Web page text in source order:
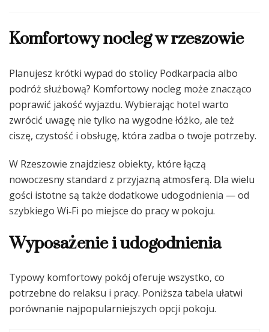
Komfortowy nocleg w rzeszowie
Planujesz krótki wypad do stolicy Podkarpacia albo
podróż służbową? Komfortowy nocleg może znacząco
poprawić jakość wyjazdu. Wybierając hotel warto
zwrócić uwagę nie tylko na wygodne łóżko, ale też
ciszę, czystość i obsługę, która zadba o twoje potrzeby.
W Rzeszowie znajdziesz obiekty, które łączą
nowoczesny standard z przyjazną atmosferą. Dla wielu
gości istotne są także dodatkowe udogodnienia — od
szybkiego Wi‑Fi po miejsce do pracy w pokoju.
Wyposażenie i udogodnienia
Typowy komfortowy pokój oferuje wszystko, co
potrzebne do relaksu i pracy. Poniższa tabela ułatwi
porównanie najpopularniejszych opcji pokoju.